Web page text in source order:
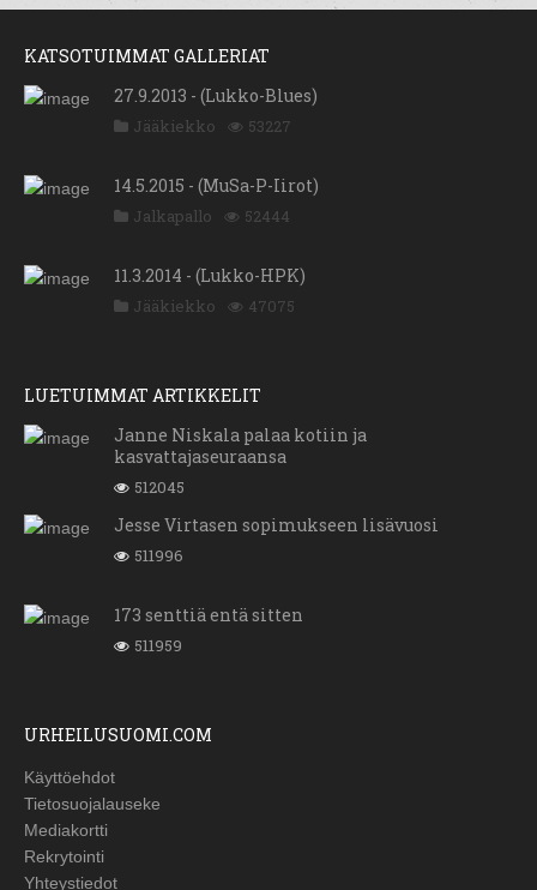
KATSOTUIMMAT GALLERIAT
27.9.2013 - (Lukko-Blues)
Jääkiekko 53227
14.5.2015 - (MuSa-P-Iirot)
Jalkapallo 52444
11.3.2014 - (Lukko-HPK)
Jääkiekko 47075
LUETUIMMAT ARTIKKELIT
Janne Niskala palaa kotiin ja
kasvattajaseuraansa
512045
Jesse Virtasen sopimukseen lisävuosi
511996
173 senttiä entä sitten
511959
URHEILUSUOMI.COM
Käyttöehdot
Tietosuojalauseke
Mediakortti
Rekrytointi
Yhteystiedot